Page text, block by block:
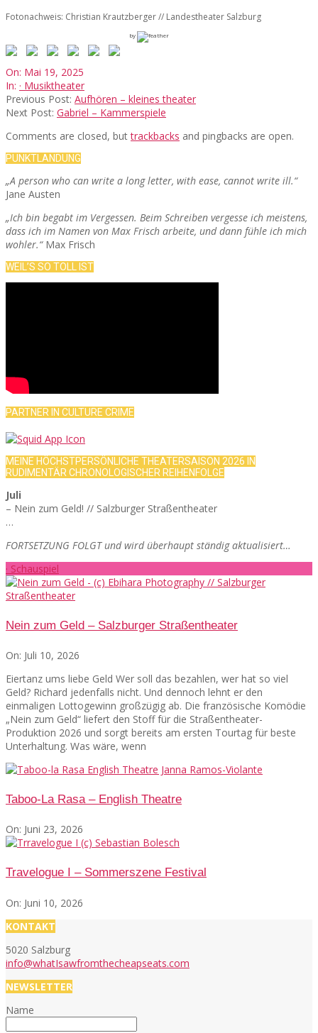
Fotonachweis: Christian Krautzberger // Landestheater Salzburg
by
2025-
05-
19
On: Mai 19, 2025
In: · Musiktheater
Previous Post: Aufhören – kleines theater
Next Post: Gabriel – Kammerspiele
Comments are closed, buttrackbacks and pingbacks are open.
PUNKTLANDUNG
„A person who can write a long letter, with ease, cannot write ill.“
Jane Austen
„Ich bin begabt im Vergessen. Beim Schreiben vergesse ich meistens,
dass ich im Namen von Max Frisch arbeite, und dann fühle ich mich
wohler.“Max Frisch
WEIL’S SO TOLL IST
PARTNER IN CULTURE CRIME
MEINE HÖCHSTPERSÖNLICHE THEATERSAISON 2026 IN
RUDIMENTÄR CHRONOLOGISCHER REIHENFOLGE
Juli
– Nein zum Geld! // Salzburger Straßentheater
…
FORTSETZUNG FOLGT und wird überhaupt ständig aktualisiert…
· Schauspiel
Nein zum Geld – Salzburger Straßentheater
On: Juli 10, 2026
Eiertanz ums liebe Geld Wer soll das bezahlen, wer hat so viel
Geld? Richard jedenfalls nicht. Und dennoch lehnt er den
einmaligen Lottogewinn großzügig ab. Die französische Komödie
„Nein zum Geld“ liefert den Stoff für die Straßentheater-
Produktion 2026 und sorgt bereits am ersten Tourtag für beste
Unterhaltung. Was wäre, wenn
Taboo-La Rasa – English Theatre
On: Juni 23, 2026
Travelogue I – Sommerszene Festival
On: Juni 10, 2026
KONTAKT
5020 Salzburg
info@whatIsawfromthecheapseats.com
NEWSLETTER
Name